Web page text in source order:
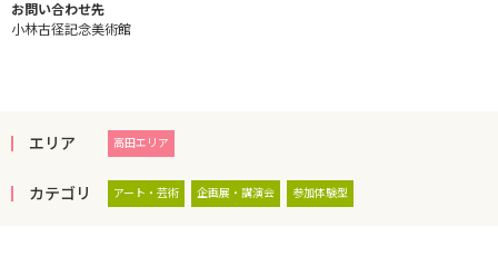
お問い合わせ先
小林古径記念美術館
エリア 高田エリア
カテゴリ アート・芸術 企画展・講演会 参加体験型